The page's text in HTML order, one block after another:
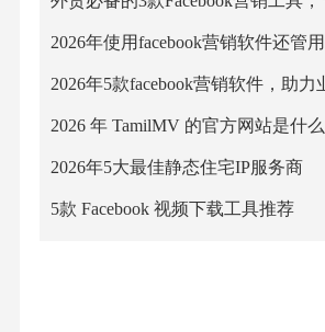
2026年使用facebook营销软件还管
2026 年 TamilMV 的官方网站是什么
2026年5大最佳静态住宅IP服务商
5款 Facebook 视频下载工具推荐